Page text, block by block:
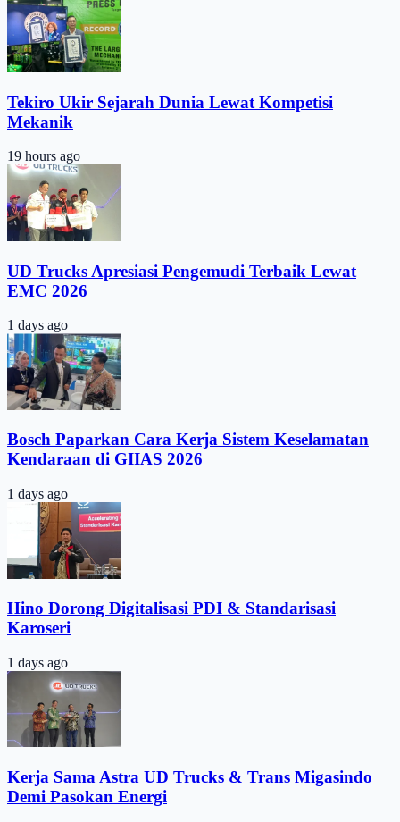
Tekiro Ukir Sejarah Dunia Lewat Kompetisi
Mekanik
19 hours ago
UD Trucks Apresiasi Pengemudi Terbaik Lewat
EMC 2026
1 days ago
Bosch Paparkan Cara Kerja Sistem Keselamatan
Kendaraan di GIIAS 2026
1 days ago
Hino Dorong Digitalisasi PDI & Standarisasi
Karoseri
1 days ago
Kerja Sama Astra UD Trucks & Trans Migasindo
Demi Pasokan Energi